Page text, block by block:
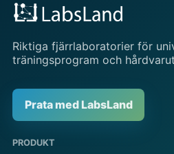
Riktiga fjärrlaboratorier för
träningsprogram och
Prata med LabsLand
PRODUKT